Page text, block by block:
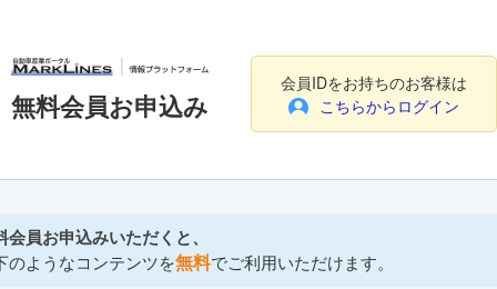
無料会員お申込み
会員IDをお持ちのお客様は
こちらからログイン
会員お申込みいただくと、
のようなコンテンツを無料でご利用いただけます。